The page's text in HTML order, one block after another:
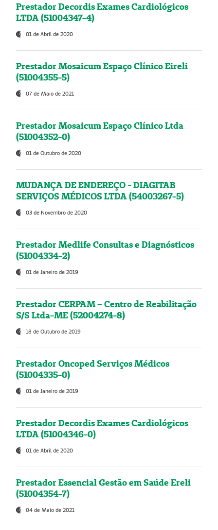
Prestador Decordis Exames Cardiológicos
LTDA (51004347-4)
01 de Abril de 2020
Prestador Mosaicum Espaço Clínico Eireli
(51004355-5)
07 de Maio de 2021
Prestador Mosaicum Espaço Clínico Ltda
(51004352-0)
01 de Outubro de 2020
MUDANÇA DE ENDEREÇO - DIAGITAB
SERVIÇOS MÉDICOS LTDA (54003267-5)
03 de Novembro de 2020
Prestador Medlife Consultas e Diagnósticos
(51004334-2)
01 de Janeiro de 2019
Prestador CERPAM – Centro de Reabilitação
S/S Ltda-ME (52004274-8)
18 de Outubro de 2019
Prestador Oncoped Serviços Médicos
(51004335-0)
01 de Janeiro de 2019
Prestador Decordis Exames Cardiológicos
LTDA (51004346-0)
01 de Abril de 2020
Prestador Essencial Gestão em Saúde Ereli
(51004354-7)
04 de Maio de 2021